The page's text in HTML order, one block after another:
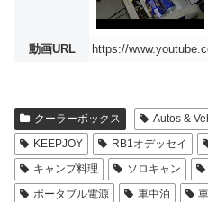
動画URL https://
クーラーボックス Autos &
KEEPJOY
RB1オデッセイ
キャンプ料理
ソロキャン
ポータブル電源
車中泊